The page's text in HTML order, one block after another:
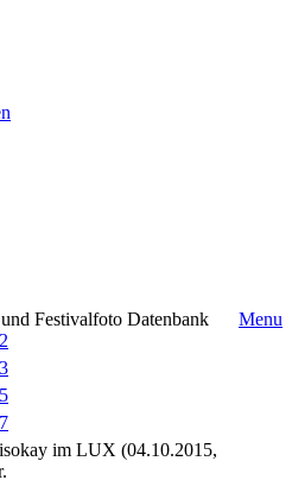
Festivalfoto Datenbank
Menu
im LUX (04.10.2015,